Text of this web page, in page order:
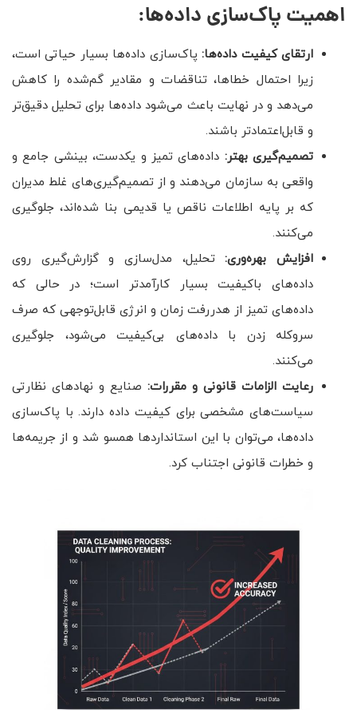
اهمیت پاک‌سازی داده‌ها:
ارتقای کیفیت داده‌ها:پاک‌سازی داده‌ها بسیار حیاتی است،
زیرا احتمال خطاها، تناقضات و مقادیر گم‌شده را کاهش
می‌دهد و در نهایت باعث می‌شود داده‌ها برای تحلیل دقیق‌تر
و قابل‌اعتمادتر باشند.
تصمیم‌گیری بهتر: داده‌های تمیز و یکدست، بینشی جامع و
واقعی به سازمان می‌دهند و از تصمیم‌گیری‌های غلط مدیران
که بر پایه اطلاعات ناقص یا قدیمی بنا شده‌اند، جلوگیری
می‌کنند.
افزایش بهره‌وری:تحلیل، مدل‌سازی و گزارش‌گیری روی
داده‌های باکیفیت بسیار کارآمدتر است؛ در حالی که
داده‌های تمیز از هدررفت زمان و انرژی قابل‌توجهی که صرف
سروکله زدن با داده‌های بی‌کیفیت می‌شود، جلوگیری
می‌کنند.
رعایت الزامات قانونی و مقررات: صنایع و نهادهای نظارتی
سیاست‌های مشخصی برای کیفیت داده دارند. با پاک‌سازی
داده‌ها، می‌توان با این استانداردها همسو شد و از جریمه‌ها
و خطرات قانونی اجتناب کرد.